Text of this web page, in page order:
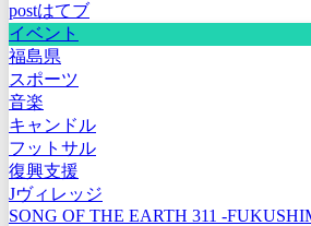
postはてブ
イベント
福島県
スポーツ
音楽
キャンドル
フットサル
復興支援
Jヴィレッジ
SONG OF THE EARTH 311 -